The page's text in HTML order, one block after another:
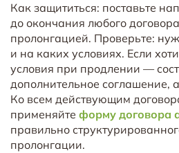
Как защититься: поставьте
до окончания любого
пролонгацией. Проверьте:
и на каких условиях. Если
условия при продлении —
дополнительное соглашение,
Ко всем действующим
применяйте форму договора
правильно
пролонгации.